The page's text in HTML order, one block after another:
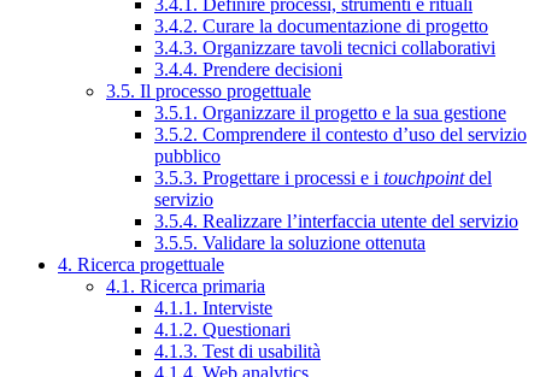
3.4.1. Definire processi, strumenti e rituali
3.4.2. Curare la documentazione di progetto
3.4.3. Organizzare tavoli tecnici collaborativi
3.4.4. Prendere decisioni
3.5. Il processo progettuale
3.5.1. Organizzare il progetto e la sua gestione
3.5.2. Comprendere il contesto d’uso del servizio
pubblico
3.5.3. Progettare i processi e i touchpointdel
servizio
3.5.4. Realizzare l’interfaccia utente del servizio
3.5.5. Validare la soluzione ottenuta
4. Ricerca progettuale
4.1. Ricerca primaria
4.1.1. Interviste
4.1.2. Questionari
4.1.3. Test di usabilità
4.1.4. Web analytics